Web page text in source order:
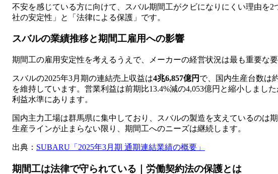
不安を感じている方に向けて、スバル期間工がクビになりにくい理由を2
社の安定性」と「法律による保護」です。
スバルの業績推移と期間工雇用への影響
期間工の雇用安定性を考えるうえで、メーカーの経営状況は最も重要な要
スバルの2025年3月期の連結売上収益は4兆6,857億円 で、国内生産台数は
を維持しています。営業利益は前期比13.4%減の4,053億円と縮小しまし
利益水準にあります。
国内主力工場は群馬県に集中しており、スバルの製造を支えているのは
生産ラインが止まらない限り、期間工へのニーズは継続します。
出典： SUBARU「2025年3月期 通期連結業績の概要」
期間工は法律で守られている｜労働契約法の保護とは